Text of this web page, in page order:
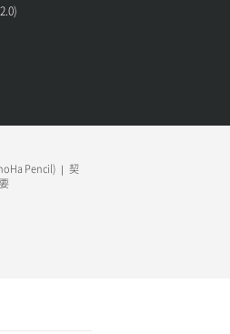
Pencil)
契